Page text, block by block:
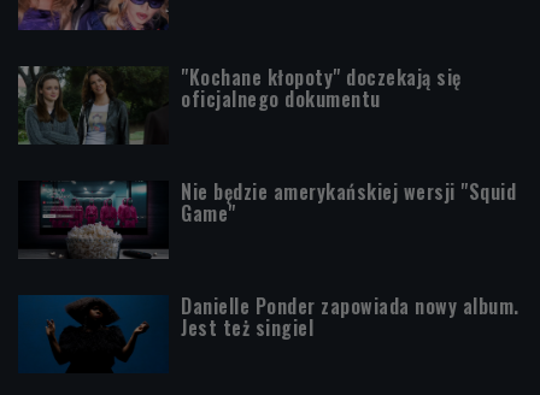
"Kochane kłopoty" doczekają się
oficjalnego dokumentu
Nie będzie amerykańskiej wersji "Squid
Game"
Danielle Ponder zapowiada nowy album.
Jest też singiel